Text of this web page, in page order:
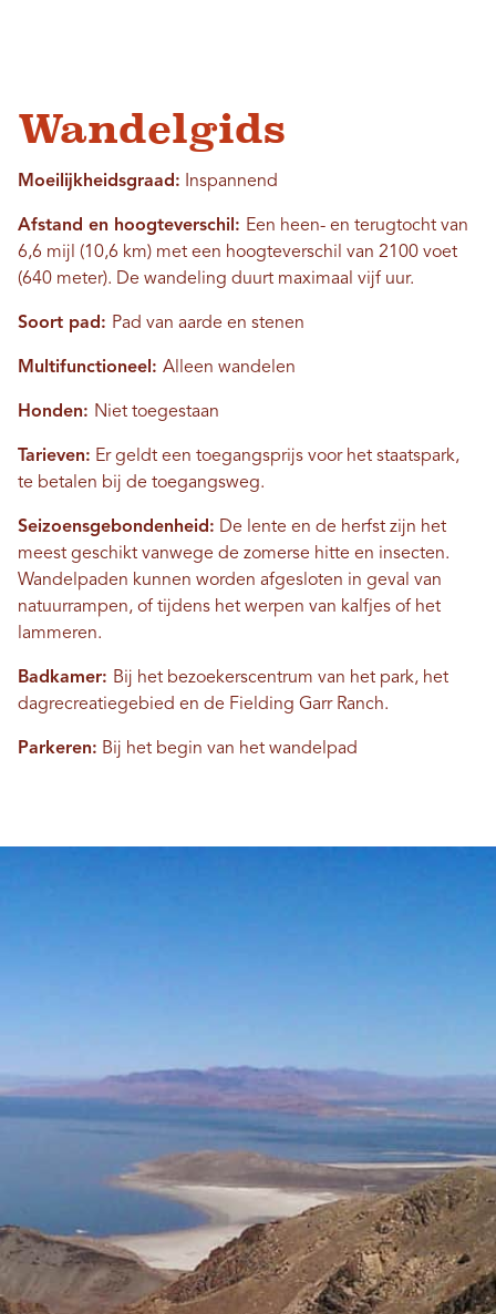
Wandelgids
Moeilijkheidsgraad: Inspannend
Afstand en hoogteverschil: Een heen- en terugtocht van
6,6 mijl (10,6 km) met een hoogteverschil van 2100 voet
(640 meter). De wandeling duurt maximaal vijf uur.
Soort pad: Pad van aarde en stenen
Multifunctioneel: Alleen wandelen
Honden: Niet toegestaan
Tarieven: Er geldt een toegangsprijs voor het staatspark,
te betalen bij de toegangsweg.
Seizoensgebondenheid: De lente en de herfst zijn het
meest geschikt vanwege de zomerse hitte en insecten.
Wandelpaden kunnen worden afgesloten in geval van
natuurrampen, of tijdens het werpen van kalfjes of het
lammeren.
Badkamer: Bij het bezoekerscentrum van het park, het
dagrecreatiegebied en de Fielding Garr Ranch.
Parkeren: Bij het begin van het wandelpad